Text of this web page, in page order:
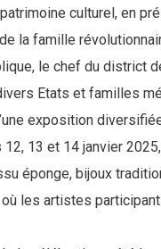
patrimoine culturel, en
la famille
le chef du district
Etats et familles
exposition
13 et 14 janvier
éponge, bijoux
les artistes